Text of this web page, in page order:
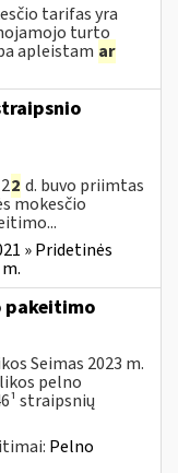
tarifas yra
turto
apleistam ar
2 d. buvo priimtas
mokesčio
» Pridetinės
pakeitimo
Seimas 2023 m.
pelno
straipsnių
Pelno